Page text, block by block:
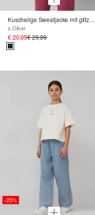
Kuschelige Sweatjacke mit glitzerndem Rückenprint
s.Oliver
€ 20,99€ 29,99
-25%